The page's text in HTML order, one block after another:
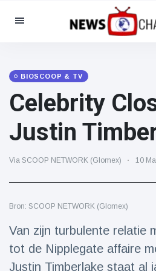
Categorieën
Maatschappelijk & Leuk
Bioscoop & TV
(81)
Beroemdheden
(13938)
Mode & Schoonheid
(122)
Levensstijl
(121)
Gezondheid & Fitness
BIOSCOOP & TV
Celebrity
Justin
Via SCOOP NETWORK (Glomex) 10
Bron: SCOOP NETWORK (Glomex)
Van zijn turbulente relatie
tot de Nipplegate affaire
Justin Timberlake staat al